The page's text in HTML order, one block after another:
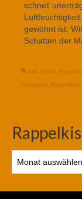
schnell
gewöhnt ist.
Schatten der
4x4 Allrad
Paraguay, Rappelkiste
Archiv